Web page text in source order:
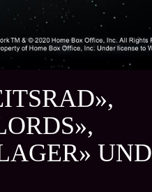
UND «